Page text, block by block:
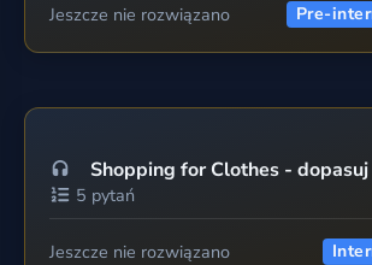
Jeszcze nie rozwiązano Pre-
Shopping for Clothes -
5 pytań
Jeszcze nie rozwiązano